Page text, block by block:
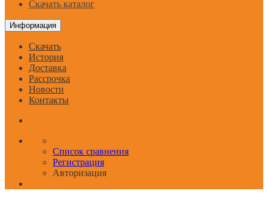
Скачать каталог
Информация
Скачать
История
Доставка
Рассрочка
Новости
Контакты
Список сравнения
Регистрация
Авторизация